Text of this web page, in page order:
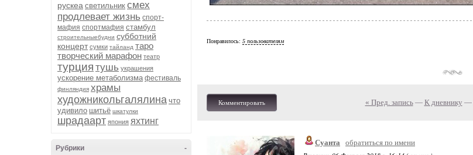
рускеа светильник смех
продлевает жизнь спорт-
мафия спортмафия стамбул
строительныебудни субботний
концерт сумки тайланд таро
творческий марафон театр
турция тушь украшения
ускорение метаболизма фестиваль
финляндия храмы
художникольгалялина что
удивило шитьё шкатулки
шрадаарт япония яхтинг
-
Рубрики
Понравилось: 5 пользователям
Комментировать « Пред. запись— К дневнику —
Суанта
обратиться по имени